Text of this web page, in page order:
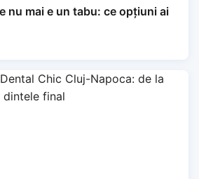
nu mai e un tabu: ce opțiuni ai